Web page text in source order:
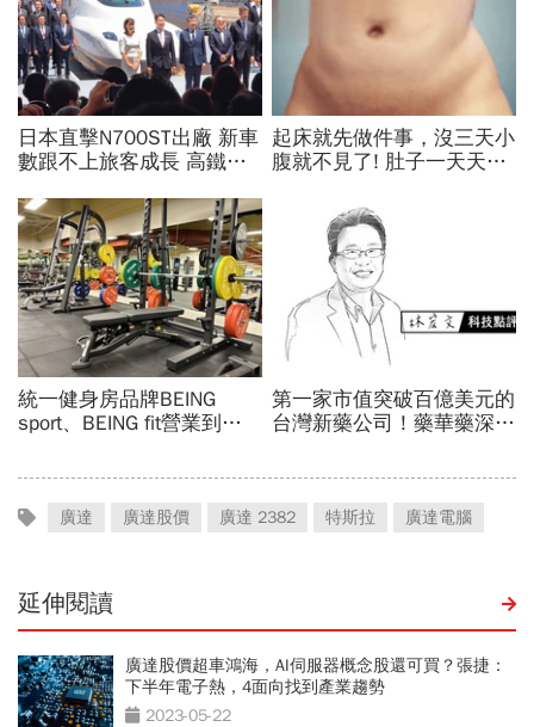
廣達 廣達股價 廣達 2382 特斯拉 廣達電腦
延伸閱讀
廣達股價超車鴻海，AI伺服器概念股還可買？張捷：
下半年電子熱，4面向找到產業趨勢
2023-05-22